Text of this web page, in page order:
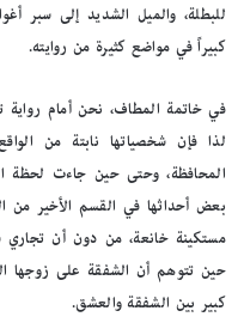
للبطلة، والميل الشديد إلى سبر
كبيراً في مواضع كثيرة من روايته.
في خاتمة المطاف، نحن أمام رواية
لذا فإن شخصياتها نابتة من
المحافظة، وحتى حين جاءت لحظة
بعض أحداثها في القسم الأخير من
مستكينة خانعة، من دون أن تجاري
حين تتوهم أن الشفقة على زوجها
كبير بين الشفقة والعشق.